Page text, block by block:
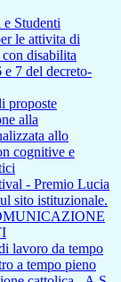
Studenti
le attivita di
disabilita
7 del decreto-
proposte
alla
allo
cognitive e
- Premio Lucia
sito istituzionale.
lavoro da tempo
a tempo pieno